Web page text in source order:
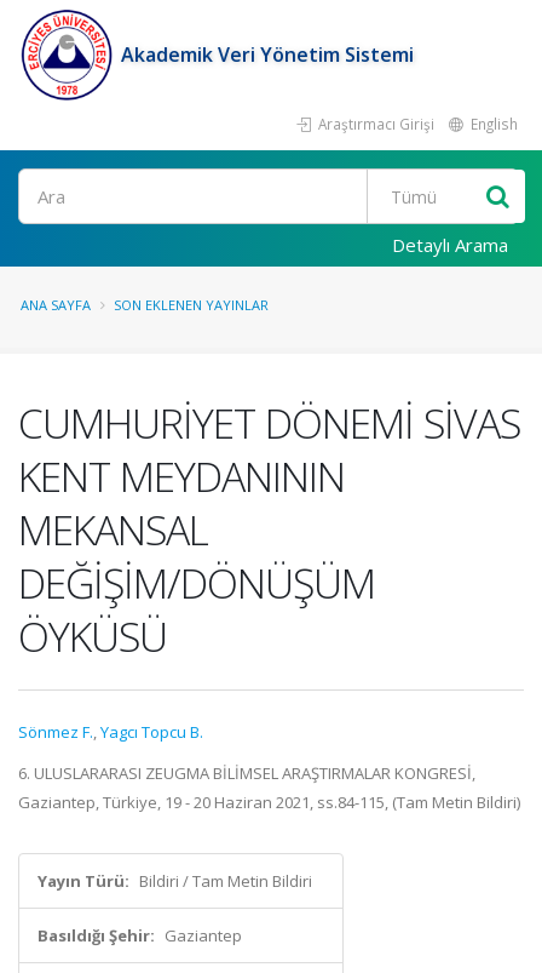
Akademik Veri Yönetim Sistemi
Araştırmacı Girişi English
Ara
Detaylı Arama
ANA SAYFA SON EKLENEN YAYINLAR
CUMHURİYET DÖNEMİ SİVAS
KENT MEYDANININ
MEKANSAL
DEĞİŞİM/DÖNÜŞÜM
ÖYKÜSÜ
Sönmez F.,Yagcı Topcu B.
6. ULUSLARARASI ZEUGMA BİLİMSEL ARAŞTIRMALAR KONGRESİ,
Gaziantep, Türkiye, 19 - 20 Haziran 2021, ss.84-115, (Tam Metin Bildiri)
Yayın Türü: Bildiri / Tam Metin Bildiri
Basıldığı Şehir: Gaziantep